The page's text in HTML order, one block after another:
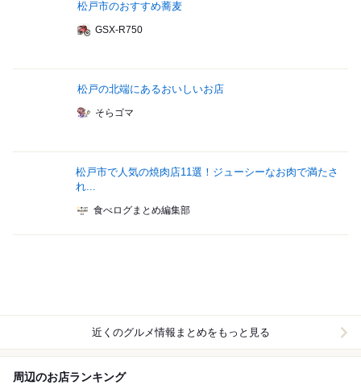
松戸市のおすすめ蕎麦
GSX-R750
松戸の北端にあるおいしいお店
そらゴマ
松戸市で人気の焼肉店11選！ジューシーなお肉で満たさ
れ...
食べログまとめ編集部
近くのグルメ情報まとめをもっと見る
周辺のお店ランキング